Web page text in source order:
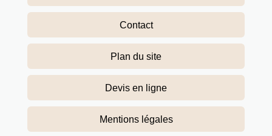
Contact
Plan du site
Devis en ligne
Mentions légales